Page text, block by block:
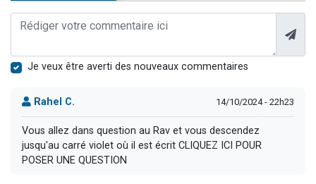
Je veux être averti des nouveaux commentaires
Rahel C. 14/10/2024 - 22h23
Vous allez dans question au Rav et vous descendez
jusqu'au carré violet où il est écrit CLIQUEZ ICI POUR
POSER UNE QUESTION